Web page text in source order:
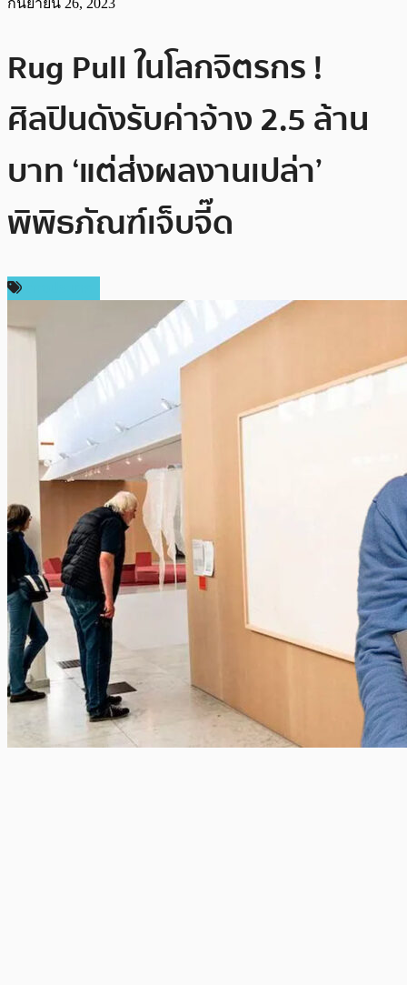
Rug Pull ในโลกจิตรกร !
ศิลปินดังรับค่าจ้าง 2.5 ล้าน
บาท ‘แต่ส่งผลงานเปล่า’
พิพิธภัณฑ์เจ็บจี๊ด